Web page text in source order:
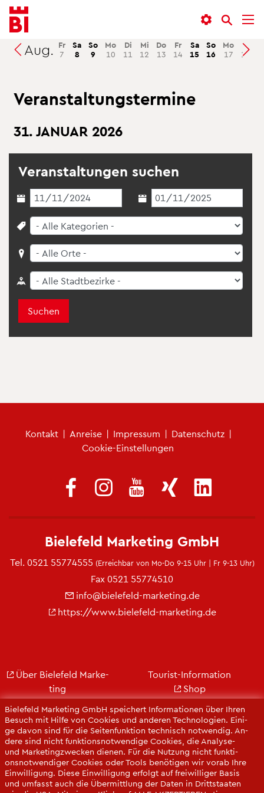
In­
halt
an­
sprin­
Menü
an­
sprin­
gen
Suche
an­
sprin­
gen
Suchen
Aug. Fr
7
Sa
8
So
9
Mo
10
Di
11
Mi
12
Do
13
Fr
14
Sa
15
So
16
Mo
17
Di
18
Ver­an­stal­tungs­ter­mi­ne
31. JA­NU­AR 2026
Ver­an­stal­tun­gen su­chen
Suchen
Kon­takt | An­rei­se | Im­pres­sum | Da­ten­schutz |
Coo­kie-Ein­stel­lun­gen
Bie­le­feld Mar­ke­ting GmbH spei­chert In­for­ma­tio­nen über Ihren
Be­such mit Hilfe von Coo­kies und an­de­ren Tech­no­lo­gi­en. Ei­ni­
ge davon sind für die Sei­ten­funk­ti­on tech­nisch not­wen­dig. An­
de­re sind nicht funk­ti­ons­not­wen­di­ge Coo­kies, die Ana­ly­se-
und Mar­ke­ting­zwe­cken die­nen. Für die Nut­zung nicht funk­ti­
ons­not­wen­di­ger Coo­kies oder Tools be­nö­ti­gen wir vorab Ihre
Ein­wil­li­gung. Diese Ein­wil­li­gung er­folgt auf frei­wil­li­ger Basis
und um­fasst auch die Über­mitt­lung der Daten in Dritt­staa­ten
Bie­le­feld Mar­ke­ting GmbH
Tel. 0521 55774555 (Er­reich­bar von Mo-Do 9-15 Uhr | Fr 9-13 Uhr)
Fax 0521 55774510
info@​bielefeld-​marketing.​de
https://​www.​bielefeld-​marketing.​de
Über Bie­le­feld Mar­ke­
ting
Kon­takt
Ge­schäfts­be­richt
Pres­se
Tou­rist-In­for­ma­ti­on
Shop
Bie­le­feld-Gut­schein
Web­cams